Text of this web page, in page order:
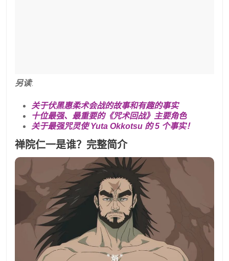
另读:
关于伏黑惠柔术会战的故事和有趣的事实
十位最强、最重要的《咒术回战》主要角色
关于最强咒灵使 Yuta Okkotsu 的 5 个事实！
禅院仁一是谁？完整简介